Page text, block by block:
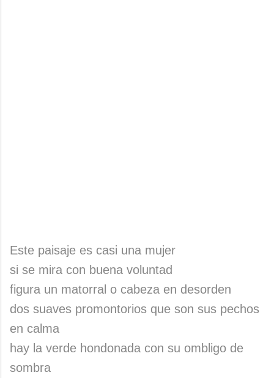
Este paisaje es casi una mujer
si se mira con buena voluntad
figura un matorral o cabeza en desorden
dos suaves promontorios que son sus pechos
en calma
hay la verde hondonada con su ombligo de
sombra